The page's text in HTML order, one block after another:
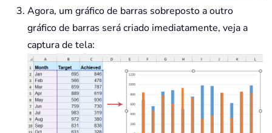
Agora, um gráfico de barras sobreposto a outro
gráfico de barras será criado imediatamente, veja a
captura de tela: